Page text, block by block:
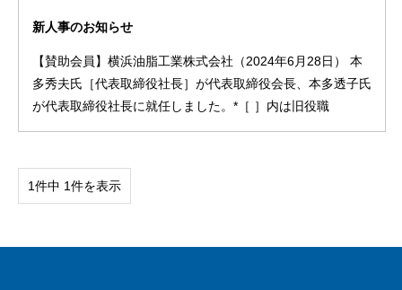
新人事のお知らせ
【賛助会員】横浜油脂工業株式会社（2024年6月28日） 本
多秀夫氏［代表取締役社長］が代表取締役会長、本多透子氏
が代表取締役社長に就任しました。*［ ］内は旧役職
1件中 1件を表示